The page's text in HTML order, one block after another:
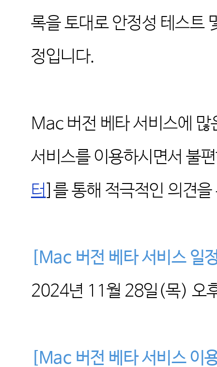
록을 토대로 안정성 테스트
정입니다.
Mac 버전 베타 서비스에
서비스를 이용하시면서 불
터 ]를 통해 적극적인 의견
[Mac 버전 베타 서비스 일
2024년 11 월 28일 (목) 오
[Mac 버전 베타 서비스 이